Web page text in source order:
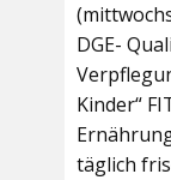
DGE-
Kinder“
täglich